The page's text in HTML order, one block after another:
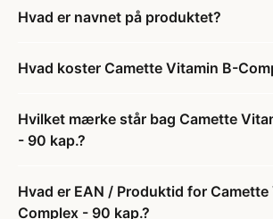
Hvad er navnet på produktet?
Hvad koster Camette Vitamin B-
Hvilket mærke står bag Camette
- 90 kap.?
Hvad er EAN / Produktid for
Complex - 90 kap.?